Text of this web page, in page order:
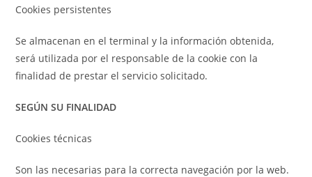
Cookies persistentes
Se almacenan en el terminal y la información obtenida,
será utilizada por el responsable de la cookie con la
finalidad de prestar el servicio solicitado.
SEGÚN SU FINALIDAD
Cookies técnicas
Son las necesarias para la correcta navegación por la web.